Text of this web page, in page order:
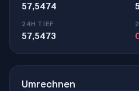
57,5474
24H TIEF
57,5473
Umrechnen